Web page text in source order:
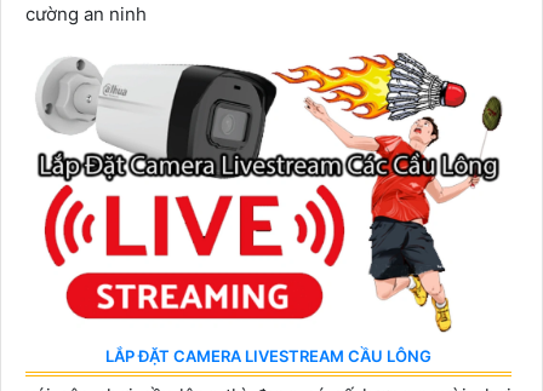
cường an ninh
LẮP ĐẶT CAMERA LIVESTREAM CẦU LÔNG